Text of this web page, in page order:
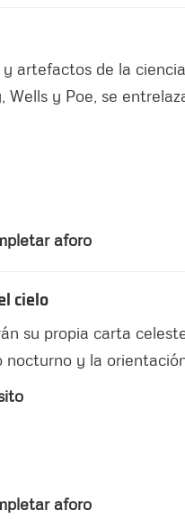
artefactos de la
Wells y Poe, se
aforo
cielo
su propia carta
nocturno y la
aforo